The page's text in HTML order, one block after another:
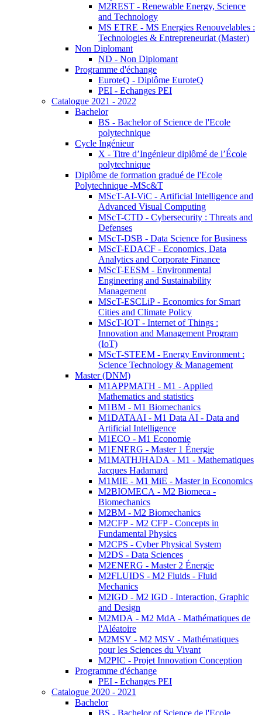
M2REST - Renewable Energy, Science
and Technology
MS ETRE - MS Energies Renouvelables :
Technologies & Entrepreneuriat (Master)
Non Diplomant
ND - Non Diplomant
Programme d'échange
EuroteQ - Diplôme EuroteQ
PEI - Echanges PEI
Catalogue 2021 - 2022
Bachelor
BS - Bachelor of Science de l'Ecole
polytechnique
Cycle Ingénieur
X - Titre d’Ingénieur diplômé de l’École
polytechnique
Diplôme de formation gradué de l'Ecole
Polytechnique -MSc&T
MScT-AI-ViC - Artificial Intelligence and
Advanced Visual Computing
MScT-CTD - Cybersecurity : Threats and
Defenses
MScT-DSB - Data Science for Business
MScT-EDACF - Economics, Data
Analytics and Corporate Finance
MScT-EESM - Environmental
Engineering and Sustainability
Management
MScT-ESCLiP - Economics for Smart
Cities and Climate Policy
MScT-IOT - Internet of Things :
Innovation and Management Program
(IoT)
MScT-STEEM - Energy Environment :
Science Technology & Management
Master (DNM)
M1APPMATH - M1 - Applied
Mathematics and statistics
M1BM - M1 Biomechanics
M1DATAAI - M1 Data AI - Data and
Artificial Intelligence
M1ECO - M1 Economie
M1ENERG - Master 1 Énergie
M1MATHJHADA - M1 - Mathematiques
Jacques Hadamard
M1MIE - M1 MiE - Master in Economics
M2BIOMECA - M2 Biomeca -
Biomechanics
M2BM - M2 Biomechanics
M2CFP - M2 CFP - Concepts in
Fundamental Physics
M2CPS - Cyber Physical System
M2DS - Data Sciences
M2ENERG - Master 2 Énergie
M2FLUIDS - M2 Fluids - Fluid
Mechanics
M2IGD - M2 IGD - Interaction, Graphic
and Design
M2MDA - M2 MdA - Mathématiques de
l'Aléatoire
M2MSV - M2 MSV - Mathématiques
pour les Sciences du Vivant
M2PIC - Projet Innovation Conception
Programme d'échange
PEI - Echanges PEI
Catalogue 2020 - 2021
Bachelor
BS - Bachelor of Science de l'Ecole